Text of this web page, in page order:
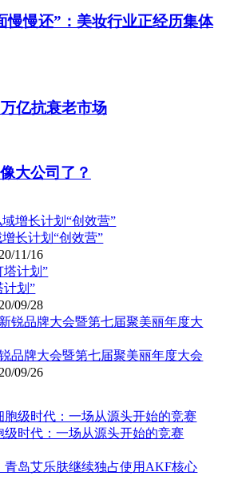
慢慢还”：美妆行业正经历集体
亿抗衰老市场
大公司了？
长计划“创效营”
11/16
计划”
09/28
品牌大会暨第七届聚美丽年度大会
09/26
级时代：一场从源头开始的竞赛